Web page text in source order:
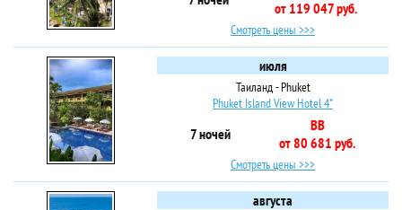
от 119 047 руб.
Смотреть цены >>>
июля
Таиланд - Phuket
Phuket Island View Hotel 4*
7 ночей
BB
от 80 681 руб.
Смотреть цены >>>
августа